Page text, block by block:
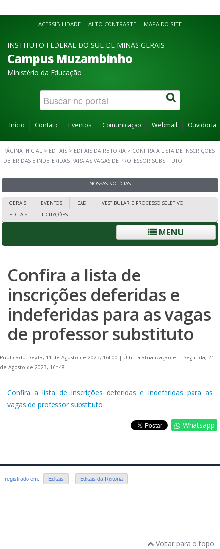
ACESSIBILIDADE ALTO CONTRASTE MAPA DO SITE
INSTITUTO FEDERAL DO SUL DE MINAS GERAIS
Campus Muzambinho
Ministério da Educação
Início Contato Eventos Comunicação Webmail Ouvidoria
PÁGINA INICIAL > EDITAIS > EDITAIS DA REITORIA > CONFIRA A LISTA DE INSCRIÇÕES
DEFERIDAS E INDEFERIDAS PARA AS VAGAS DE PROFESSOR SUBSTITUTO
NOSSAS NOTÍCIAS
GERAIS EVENTOS EAD
VESTIBULAR E PROCESSO SELETIVO
EDITAIS
LICITAÇÕES
MENU
Confira a lista de
inscrições deferidas e
indeferidas para as vagas
de professor substituto
Publicado: Sexta, 11 de Agosto de 2023, 16h00 | Última atualização em Segunda, 21
de Agosto de 2023, 16h48
Confira a lista de inscrições deferidas e indeferidas para as
vagas de professor substituto
Whatsapp
registrado em: Editais Editais da Reitoria
Voltar para o topo